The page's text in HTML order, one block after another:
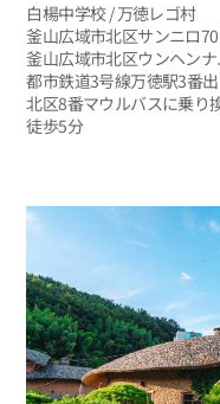
白楊中学校 / 万徳レゴ村
釜山広域市北区サンニロ
釜山広域市北区ウンヘン
都市鉄道3号線万徳駅3番
北区8番マウルバスに乗り
徒歩5分